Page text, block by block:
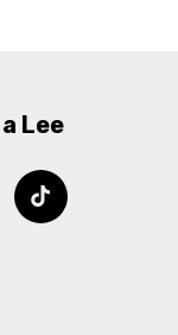
Lee